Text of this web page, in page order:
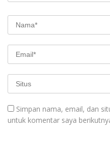
Simpan nama, email, dan
untuk komentar saya